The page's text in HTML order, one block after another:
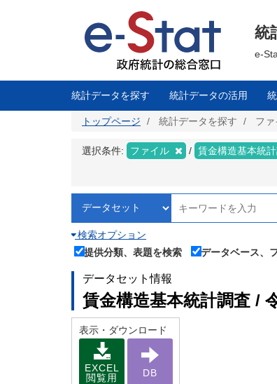
に
統
e-
統計データを探す 統計データの活用
トップページ 統計データを探す フ
選択条件: ファイル 賃金構造基本統
検索オプション
提供分類、表題を検索
データベース、
データセット情報
賃金構造基本統計調査 /
表示・ダウンロード
EXCEL
閲覧用
DB